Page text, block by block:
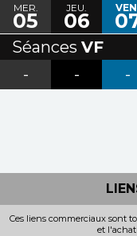
MER.
05
JEU.
06
Séances VF
-
- -
Ces liens commerciaux sont
et